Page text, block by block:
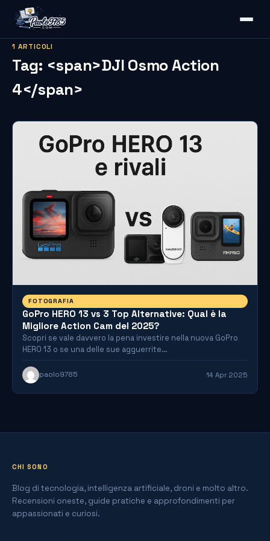
1 ARTICOLI
Tag: <span>DJI Osmo Action
4</span>
FOTOGRAFIA
GoPro HERO 13 vs 3 Top Alternative: Qual è la
Migliore Action Cam del 2025?
Scopri se vale davvero la pena investire nella nuova GoPro
HERO 13 o se una delle sue agguerrite…
paolo9785 14 Apr 2025
CHI SONO
Blog di tecnologia, intelligenza artificiale, droni e molto altro.
Recensioni oneste, guide pratiche e approfondimenti per
appassionati e curiosi.